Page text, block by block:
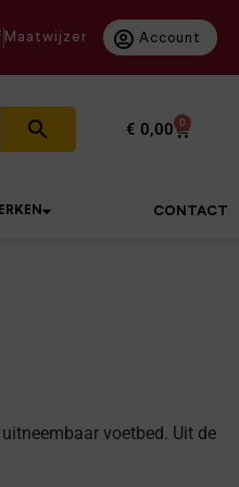
Maatwijzer Account
€ 0,00 0
CONTACT
voetbed. Uit de